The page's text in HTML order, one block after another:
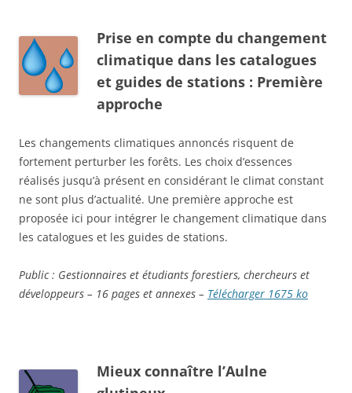
Prise en compte du changement
climatique dans les catalogues
et guides de stations : Première
approche
Les changements climatiques annoncés risquent de
fortement perturber les forêts. Les choix d’essences
réalisés jusqu’à présent en considérant le climat constant
ne sont plus d’actualité. Une première approche est
proposée ici pour intégrer le changement climatique dans
les catalogues et les guides de stations.
Public : Gestionnaires et étudiants forestiers, chercheurs et
développeurs – 16 pages et annexes – Télécharger 1675 ko
Mieux connaître l’Aulne